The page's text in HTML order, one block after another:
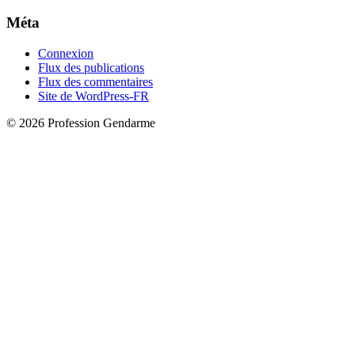
Méta
Connexion
Flux des publications
Flux des commentaires
Site de WordPress-FR
© 2026 Profession Gendarme